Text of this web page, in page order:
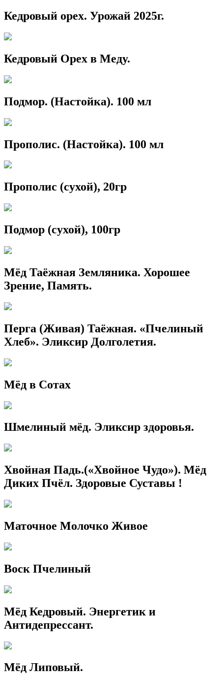
Кедровый орех. Урожай 2025г.
Кедровый Орех в Меду.
Подмор. (Настойка). 100 мл
Прополис. (Настойка). 100 мл
Прополис (сухой), 20гр
Подмор (сухой), 100гр
Мёд Таёжная Земляника. Хорошее
Зрение, Память.
Перга (Живая) Таёжная. «Пчелиный
Хлеб». Эликсир Долголетия.
Мёд в Сотах
Шмелиный мёд. Эликсир здоровья.
Хвойная Падь.(«Хвойное Чудо»). Мёд
Диких Пчёл. Здоровые Суставы !
Маточное Молочко Живое
Воск Пчелиный
Мёд Кедровый. Энергетик и
Антидепрессант.
Мёд Липовый.